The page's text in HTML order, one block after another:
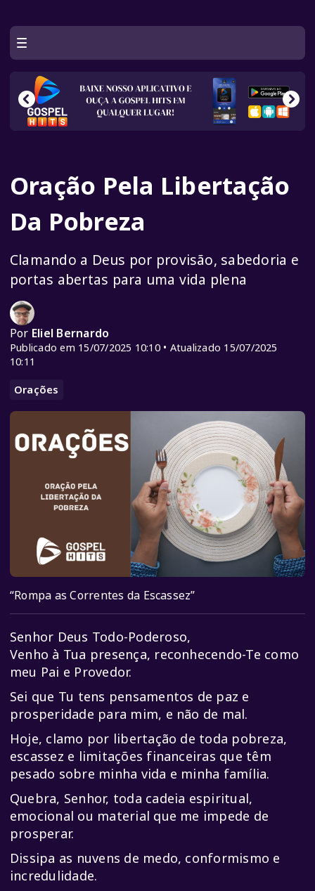
Oração Pela Libertação
Da Pobreza
Clamando a Deus por provisão, sabedoria e
portas abertas para uma vida plena
Por Eliel Bernardo
Publicado em 15/07/2025 10:10 • Atualizado 15/07/2025
10:11
Orações
“Rompa as Correntes da Escassez”
Senhor Deus Todo-Poderoso,
Venho à Tua presença, reconhecendo-Te como
meu Pai e Provedor.
Sei que Tu tens pensamentos de paz e
prosperidade para mim, e não de mal.
Hoje, clamo por libertação de toda pobreza,
escassez e limitações financeiras que têm
pesado sobre minha vida e minha família.
Quebra, Senhor, toda cadeia espiritual,
emocional ou material que me impede de
prosperar.
Dissipa as nuvens de medo, conformismo e
incredulidade.